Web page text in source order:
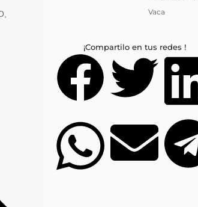
Vaca
¡Compartilo en tus redes !